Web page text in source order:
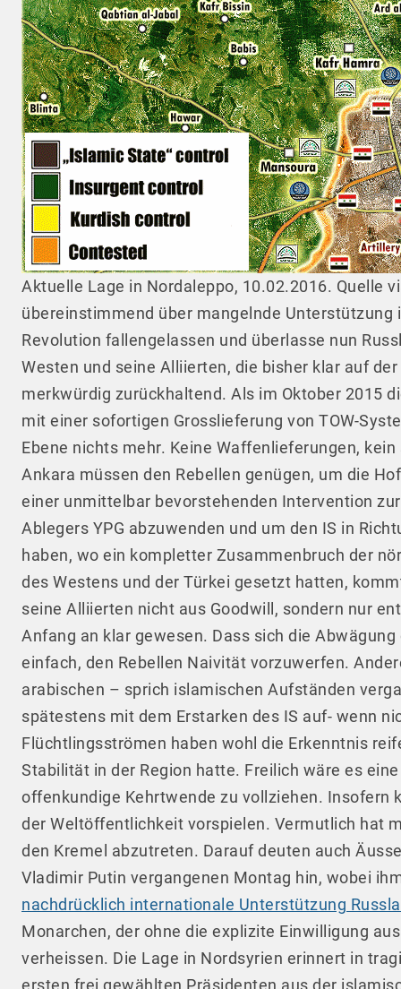
Aktuelle Lage in Nordaleppo, 10.02.2016. Quelle
übereinstimmend über mangelnde
Revolution fallengelassen und überlasse nun
Westen und seine Alliierten, die bisher klar auf
merkwürdig zurückhaltend. Als im Oktober 2015
mit einer sofortigen Grosslieferung von TOW-
Ebene nichts mehr. Keine Waffenlieferungen,
Ankara müssen den Rebellen genügen, um die
einer unmittelbar bevorstehenden Intervention
Ablegers YPG abzuwenden und um den IS in
haben, wo ein kompletter Zusammenbruch der
des Westens und der Türkei gesetzt hatten,
seine Alliierten nicht aus Goodwill, sondern nur
Anfang an klar gewesen. Dass sich die
einfach, den Rebellen Naivität vorzuwerfen.
arabischen – sprich islamischen Aufständen
spätestens mit dem Erstarken des IS auf- wenn
Flüchtlingsströmen haben wohl die Erkenntnis
Stabilität in der Region hatte. Freilich wäre es
offenkundige Kehrtwende zu vollziehen. Insofern
der Weltöffentlichkeit vorspielen. Vermutlich hat
den Kremel abzutreten. Darauf deuten auch
Vladimir Putin vergangenen Montag hin, wobei
nachdrücklich internationale Unterstützung
Monarchen, der ohne die explizite Einwilligung
verheissen. Die Lage in Nordsyrien erinnert in
ersten frei gewählten Präsidenten aus der